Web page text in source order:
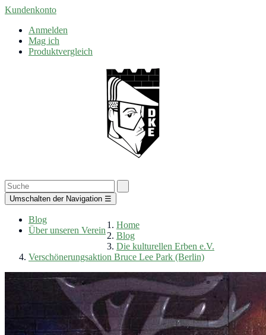
Kundenkonto
Anmelden
Mag ich
Produktvergleich
Umschalten der Navigation ☰
Blog
Über unseren Verein
Home
Blog
Die kulturellen Erben e.V.
Verschönerungsaktion Bruce Lee Park (Berlin)